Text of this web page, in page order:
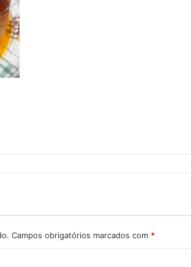
Campos obrigatórios marcados com *